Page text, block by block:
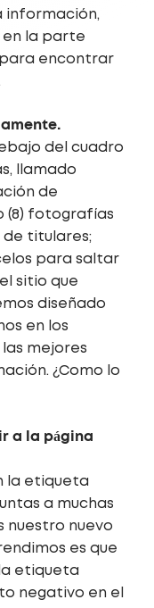
información,
en la parte
encontrar
del cuadro
llamado
de
(8) fotografías
de titulares;
para saltar
sitio que
diseñado
en los
mejores
¿Como lo
a la página
la etiqueta
a muchas
nuestro nuevo
es que
etiqueta
negativo en el